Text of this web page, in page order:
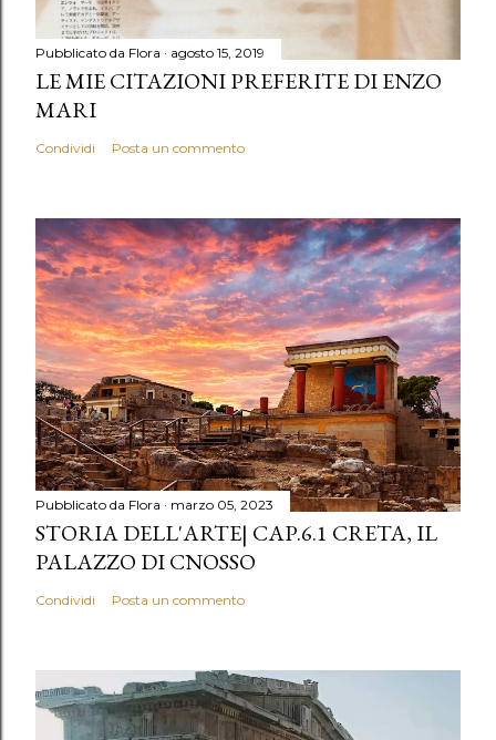
Pubblicato da Flora agosto 15, 2019
LE MIE CITAZIONI PREFERITE DI ENZO
MARI
Condividi Posta un commento
Pubblicato da Flora marzo 05, 2023
STORIA DELL'ARTE| CAP.6.1 CRETA, IL
PALAZZO DI CNOSSO
Condividi Posta un commento